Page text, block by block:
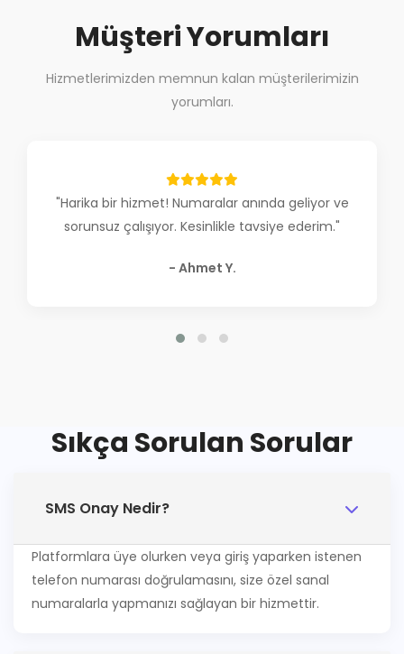
Müşteri Yorumları
Hizmetlerimizden memnun kalan müşterilerimizin
yorumları.
"Çok uygun fiyatlı ve güvenilir bir platform.
Destek ekibi de çok yardımcı oluyor."
- Ayşe K.
Sıkça Sorulan Sorular
SMS Onay Nedir?
Platformlara üye olurken veya giriş yaparken istenen
telefon numarası doğrulamasını, size özel sanal
numaralarla yapmanızı sağlayan bir hizmettir.